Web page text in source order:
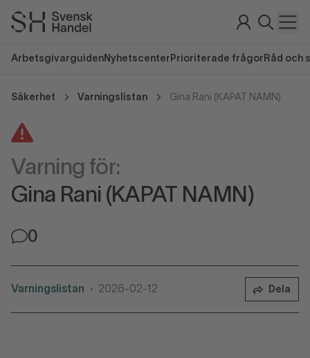
Arbetsgivarguiden Nyhetscenter Prioriterade frågor Råd och
Säkerhet Varningslistan Gina Rani (KAPAT NAMN)
Varning för:
Gina Rani (KAPAT NAMN)
0
Varningslistan • 2026-02-12 Dela